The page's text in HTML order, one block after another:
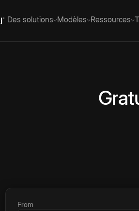
Des solutions Modèles Ressources
From